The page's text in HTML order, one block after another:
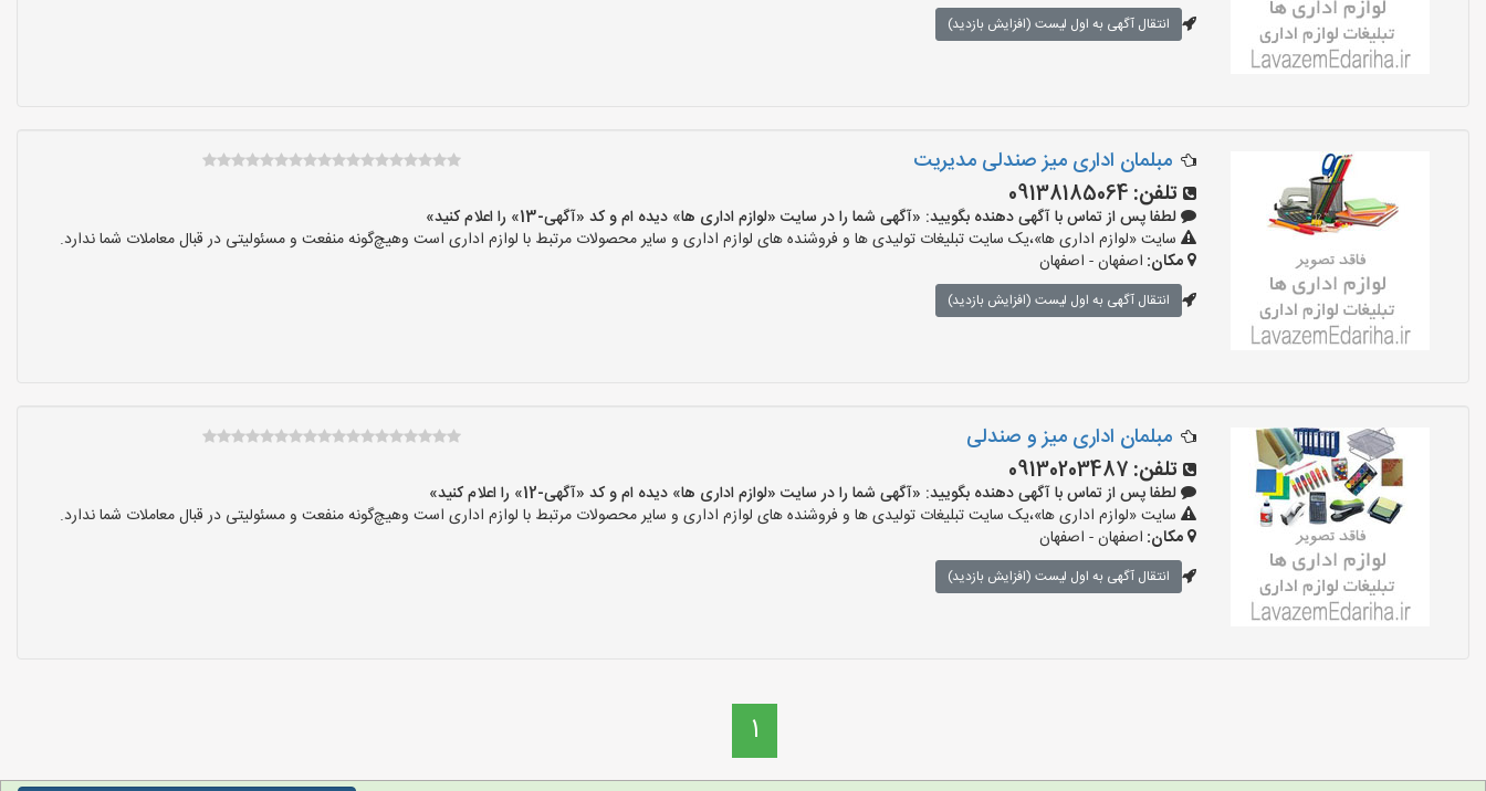
انتقال آگهی به اول لیست (افزایش بازدید)
مبلمان اداری میز صندلی مدیریت
تلفن: 09138185064
لطفا پس از تماس با آگهی دهنده بگویید: «آگهی شما را در سایت «لوازم اداری ها» دیده ام و کد «آگهی-13» را اعلام کنید»
سایت «لوازم اداری ها»،یک سایت تبلیغات تولیدی ها و فروشنده های لوازم اداری و سایر محصولات مرتبط با لوازم اداری است وهیچ‌گونه منفعت و مسئولیتی در قبال معاملات شما ندارد.
مکان: اصفهان - اصفهان
انتقال آگهی به اول لیست (افزایش بازدید)
مبلمان اداری میز و صندلی
تلفن: 09130203487
لطفا پس از تماس با آگهی دهنده بگویید: «آگهی شما را در سایت «لوازم اداری ها» دیده ام و کد «آگهی-12» را اعلام کنید»
سایت «لوازم اداری ها»،یک سایت تبلیغات تولیدی ها و فروشنده های لوازم اداری و سایر محصولات مرتبط با لوازم اداری است وهیچ‌گونه منفعت و مسئولیتی در قبال معاملات شما ندارد.
مکان: اصفهان - اصفهان
انتقال آگهی به اول لیست (افزایش بازدید)
1